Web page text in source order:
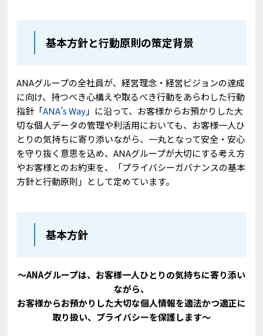
基本方針と行動原則の策定背景
ANAグループの全社員が、経営理念・経営ビジョンの達成
に向け、持つべき心構えや取るべき行動をあらわした行動
指針「ANA’s Way」に沿って、お客様からお預かりした大
切な個人データの管理や利活用においても、お客様一人ひ
とりの気持ちに寄り添いながら、一丸となって安全・安心
を守り抜く意思を込め、ANAグループが大切にする考え方
やお客様とのお約束を、「プライバシーガバナンスの基本
方針と行動原則」として定めています。
基本方針
～ANAグループは、お客様一人ひとりの気持ちに寄り添い
ながら、
お客様からお預かりした大切な個人情報を適法かつ適正に
取り扱い、プライバシーを保護します～